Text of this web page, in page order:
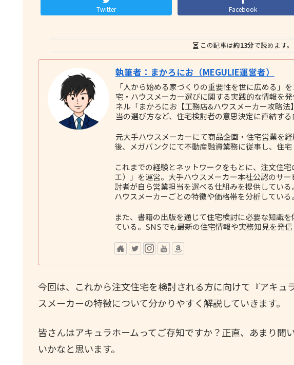
Twitter Facebook
この記事は約13分で読めます。
執筆者：まかろにお（MEGULIE運営者）
「人から始める家づくりの重要性を世に広める」
宅・ハウスメーカー選びに関する実践的な情報を
ネル「まかろにお【工務店&ハウスメーカー攻略
当の選び方など、住宅検討者の意思決定に直結する
元大手ハウスメーカーにて商品企画・住宅営業を
後、メガバンクにて不動産融資業務に従事し、住
これまでの経験とネットワークをもとに、注文住
エ）」を運営。大手ハウスメーカー本社公認のサ
討者が自ら営業担当を選べる仕組みを提供している
ハウスメーカーごとの特徴や価格帯を分析している。
また、書籍の出版を通じて住宅検討に必要な知識
ている。SNSでも最新の住宅情報や実務知見を発信
今回は、これから注文住宅を検討される方に向けて『アキュ
スメーカーの特徴について分かりやすく解説していきます。
皆さんはアキュラホームってご存知ですか？正直、あまり聞
いかなと思います。